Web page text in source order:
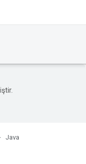
Java